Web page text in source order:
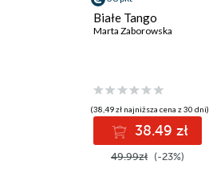
Białe Tango
Marta Zaborowska
(38,49 zł najniższa cena z 30 dni)
38.49 zł
49.99zł (-23%)